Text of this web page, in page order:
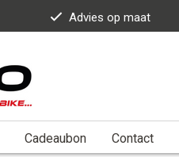
Advies op maat
Cadeaubon Contact